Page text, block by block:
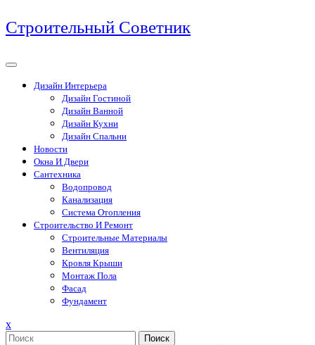
Перейти
к
Строительный Советник
Дизайн Интерьера
Дизайн Гостиной
Дизайн Ванной
Дизайн Кухни
Дизайн Спальни
Новости
Окна И Двери
Сантехника
Водопровод
Канализация
Система Отопления
Строительство И Ремонт
Строительные Материалы
Вентиляция
Кровля Крыши
Монтаж Пола
Фасад
Фундамент
xЗакрыть
меню
Поиск